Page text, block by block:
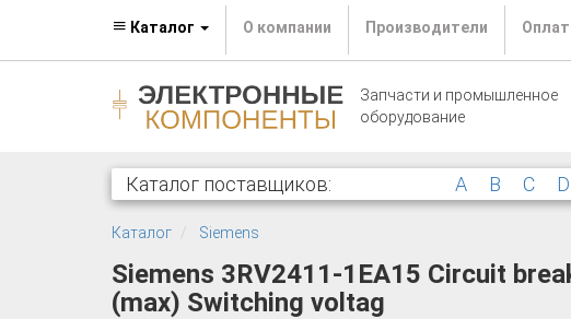
Каталог О компании Производители
Запчасти и промышленное
оборудование
Каталог поставщиков: A B C
Каталог Siemens
Siemens 3RV2411-1EA15 Circuit
(max) Switching voltag